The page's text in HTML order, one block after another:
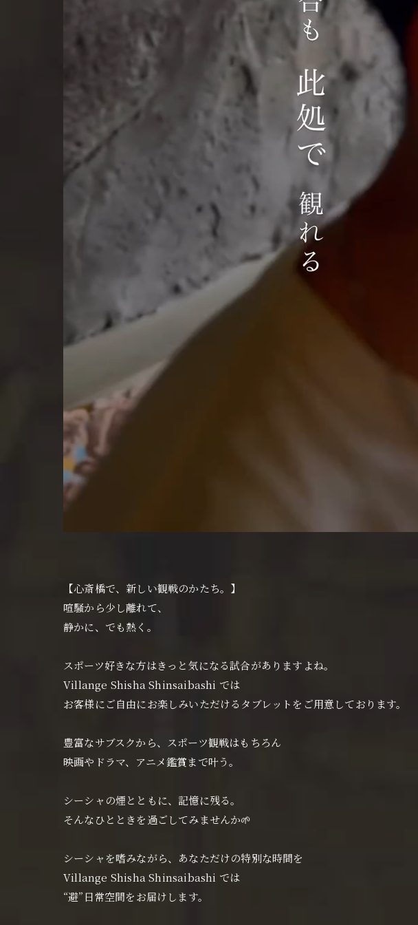
【心斎橋で、新しい観戦のかたち。】
喧騒から少し離れて、
静かに、でも熱く。
スポーツ好きな方はきっと気になる試合がありますよね。
Villange Shisha Shinsaibashi では
お客様にご自由にお楽しみいただけるタブレットをご用意しております。
豊富なサブスクから、スポーツ観戦はもちろん
映画やドラマ、アニメ鑑賞まで叶う。
シーシャの煙とともに、記憶に残る。
そんなひとときを過ごしてみませんか🌱
シーシャを嗜みながら、あなただけの特別な時間を
Villange Shisha Shinsaibashi では
“避”日常空間をお届けします。